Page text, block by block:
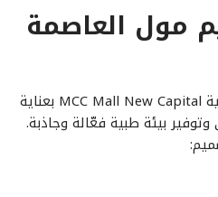
مول العاصمة
تم تصميم مول العاصمة الطبية MCC Mall New Capital بعناية
بيئة طبية فعّالة وجاذبة.